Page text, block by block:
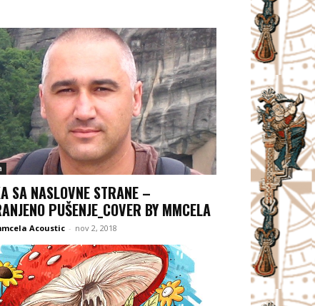
SA NASLOVNE STRANE –
PUŠENJE_COVER BY MMCELA
Acoustic - nov 2, 2018